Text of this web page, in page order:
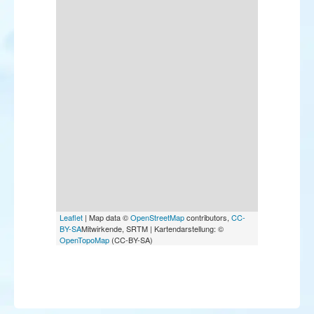
Leaflet | Map data ©OpenStreetMapcontributors, CC-
BY-SAMitwirkende, SRTM | Kartendarstellung: ©
OpenTopoMap (CC-BY-SA)